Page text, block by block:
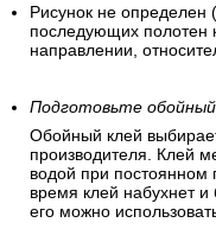
Рисунок не определен
последующих полотен
направлении,
Подготовьте
Обойный клей
производителя. Клей
водой при
время клей набухнет и
его можно